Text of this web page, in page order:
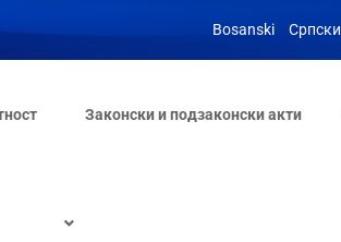
Bosanski Српски
Законски и подзаконски акти